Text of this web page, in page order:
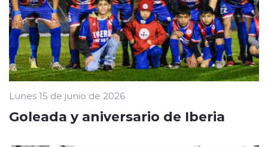
Lunes 15 de junio de 2026
Goleada y aniversario de Iberia